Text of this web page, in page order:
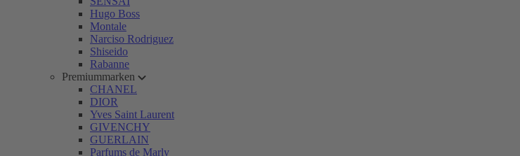
Hugo Boss
Montale
Narciso Rodriguez
Shiseido
Rabanne
Premiummarken
CHANEL
DIOR
Yves Saint Laurent
GIVENCHY
GUERLAIN
Parfums de Marly